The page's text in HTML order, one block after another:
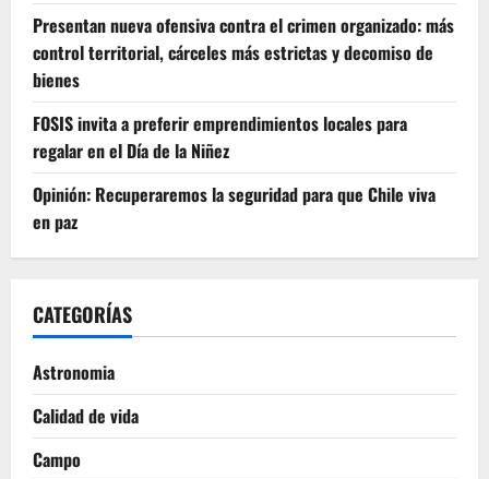
Presentan nueva ofensiva contra el crimen organizado: más
control territorial, cárceles más estrictas y decomiso de
bienes
FOSIS invita a preferir emprendimientos locales para
regalar en el Día de la Niñez
Opinión: Recuperaremos la seguridad para que Chile viva
en paz
CATEGORÍAS
Astronomia
Calidad de vida
Campo